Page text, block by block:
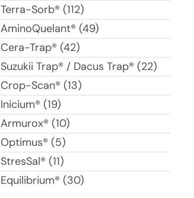
Terra-Sorb® (112)
AminoQuelant® (49)
Cera-Trap® (42)
Suzukii Trap® / Dacus Trap® (22)
Crop-Scan® (13)
Inicium® (19)
Armurox® (10)
Optimus® (5)
StresSal® (11)
Equilibrium® (30)